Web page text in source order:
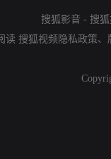
搜狐影音 - 搜
读 搜狐视频隐私政策、